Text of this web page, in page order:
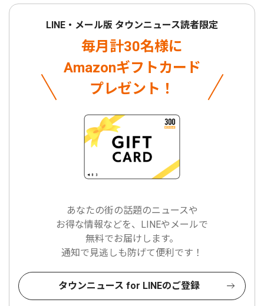
LINE・メール版 タウンニュース読者限定
毎月計30名様に
Amazonギフトカード
プレゼント！
あなたの街の話題のニュースや
お得な情報などを、LINEやメールで
無料でお届けします。
通知で見逃しも防げて便利です！
タウンニュース for LINEのご登録